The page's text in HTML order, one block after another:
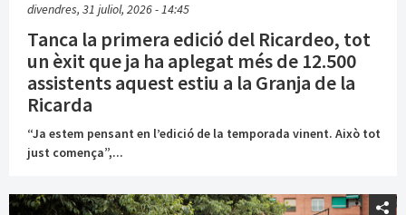
divendres, 31 juliol, 2026 - 14:45
Tanca la primera edició del Ricardeo, tot
un èxit que ja ha aplegat més de 12.500
assistents aquest estiu a la Granja de la
Ricarda
“Ja estem pensant en l’edició de la temporada vinent. Això tot
just comença”,...